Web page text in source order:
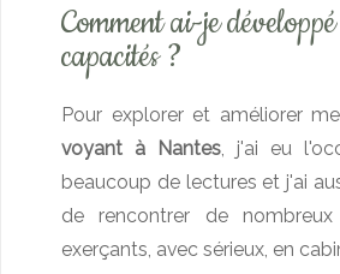
Comment ai-je
capacités ?
Pour explorer et améliorer
voyant à Nantes , j'ai eu
beaucoup de lectures et j'ai
de rencontrer de nombreux
exerçants, avec sérieux, en